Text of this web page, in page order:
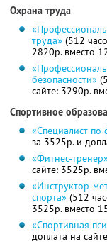
Охрана труда
труда» (512
2820р. вместо
безопасности»
сайте: 3290р.
Спортивное
«Специалист по
за 3525р. и
«Фитнес-тренер»
сайте: 3525р.
«Инструктор-
спорта» (512
3525р. вместо
«Спортивная
доплата на